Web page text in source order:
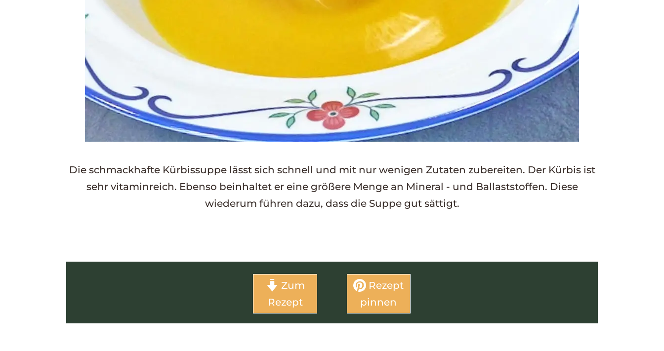
Die schmackhafte Kürbissuppe lässt sich schnell und mit nur wenigen Zutaten zubereiten. Der Kürbis ist
sehr vitaminreich. Ebenso beinhaltet er eine größere Menge an Mineral - und Ballaststoffen. Diese
wiederum führen dazu, dass die Suppe gut sättigt.
Zum
Rezept
Rezept
pinnen